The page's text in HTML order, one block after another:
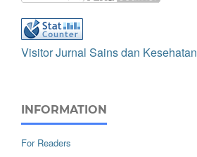
Visitor Jurnal Sains dan Kesehatan
INFORMATION
For Readers